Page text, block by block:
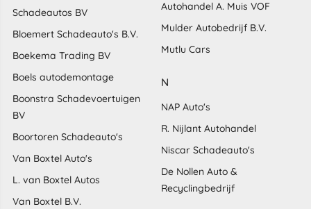
Schadeautos BV
Bloemert Schadeauto's B.V.
Boekema Trading BV
Boels autodemontage
Boonstra Schadevoertuigen
BV
Boortoren Schadeauto's
Van Boxtel Auto's
L. van Boxtel Autos
Van Boxtel B.V.
Autohandel A. Muis VOF
Mulder Autobedrijf B.V.
Mutlu Cars
N
NAP Auto's
R. Nijlant Autohandel
Niscar Schadeauto's
De Nollen Auto &
Recyclingbedrijf